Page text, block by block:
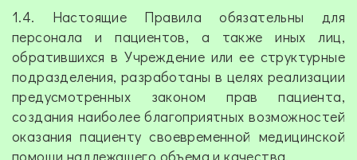
1.4. Настоящие Правила обязательны для
персонала и пациентов, а также иных лиц,
обратившихся в Учреждение или ее структурные
подразделения, разработаны в целях реализации
предусмотренных законом прав пациента,
создания наиболее благоприятных возможностей
оказания пациенту своевременной медицинской
помощи надлежащего объема и качества.